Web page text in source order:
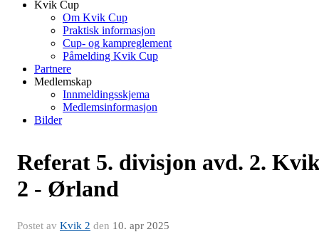
Kvik Cup
Om Kvik Cup
Praktisk informasjon
Cup- og kampreglement
Påmelding Kvik Cup
Partnere
Medlemskap
Innmeldingsskjema
Medlemsinformasjon
Bilder
Referat 5. divisjon avd. 2.
2 - Ørland
Postet av Kvik 2 den 10. apr 2025